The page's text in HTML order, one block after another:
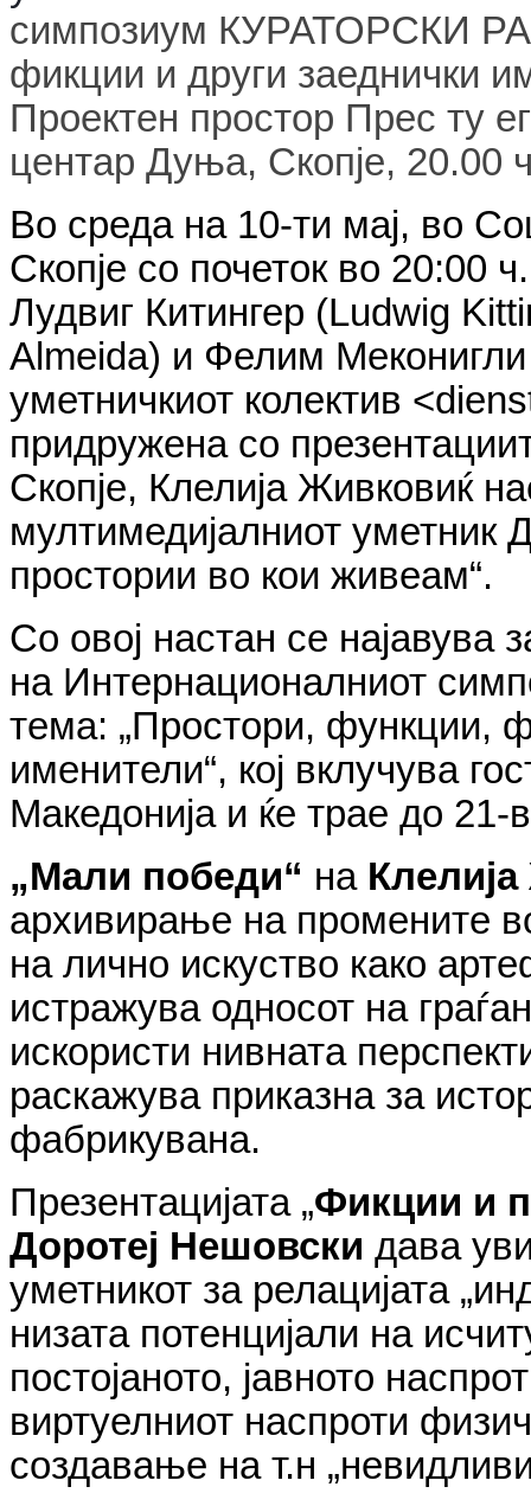
симпозиум КУРАТОРСКИ
фикции и други заеднички
Проектен простор Прес ту
центар Дуња, Скопје, 20.00
Во среда на 10-ти мај, во
Скопје со почеток во 20:00
Лудвиг Китингер (Ludwig
Almeida) и Фелим
уметничкиот колектив
придружена со
Скопје, Клелија Живковиќ
мултимедијалниот уметник
простории во кои живеам“.
Со овој настан се најавува
на Интернационалниот
тема: „Простори, функции,
именители“, кој вклучува
Македонија и ќе трае до 21-
„Мали победи“ на
архивирање на промените
на лично искуство како
истражува односот на
искористи нивната
раскажува приказна за
фабрикувана.
Презентацијата „Фикции и
Доротеј Нешовски дава
уметникот за релацијата
низата потенцијали на
постојаното, јавното
виртуелниот наспроти
создавање на т.н